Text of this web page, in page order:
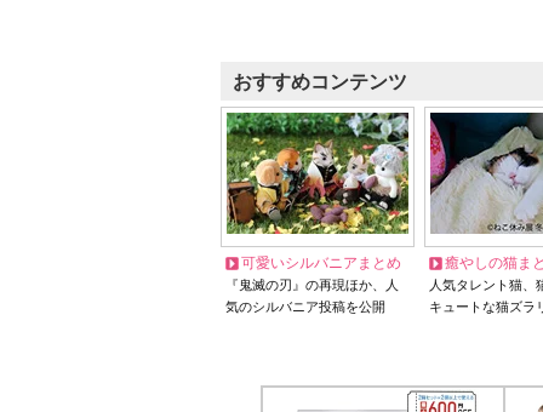
おすすめコンテンツ
可愛いシルバニアまとめ
『鬼滅の刃』の再現ほか、人
気のシルバニア投稿を公開
癒やしの猫ま
人気タレント猫
キュートな猫ズラ